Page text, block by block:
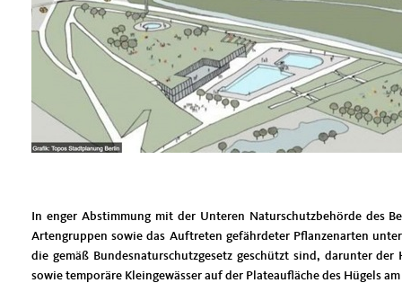
In enger Abstimmung mit der Unteren Naturschutzbehörde des
Artengruppen sowie das Auftreten gefährdeter Pflanzenarten
die gemäß Bundesnaturschutzgesetz geschützt sind, darunter
sowie temporäre Kleingewässer auf der Plateaufläche des Hügels